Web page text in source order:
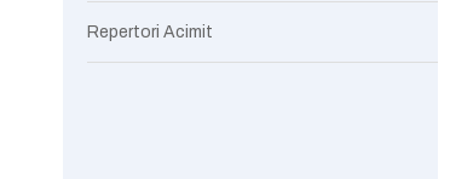
Repertori Acimit